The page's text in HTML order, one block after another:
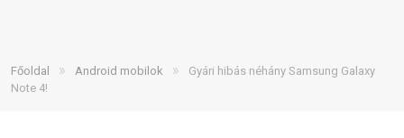
Főoldal » Android mobilok »
Gyári hibás néhány Samsung Galaxy
Note 4!